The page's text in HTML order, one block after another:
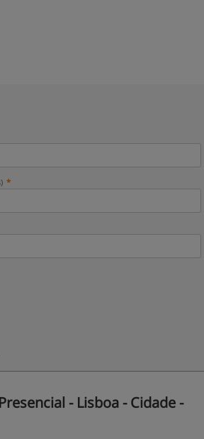
- Lisboa - Cidade -